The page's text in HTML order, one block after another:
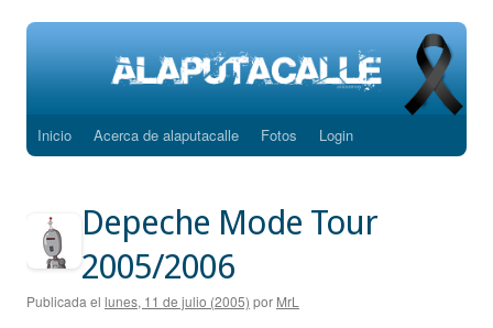
Saltar
contenido
Inicio Acerca de alaputacalle Fotos Login
Depeche Mode Tour
2005/2006
Publicada el lunes, 11 de julio (2005) por MrL